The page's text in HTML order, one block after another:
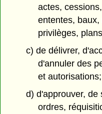
actes,
ententes,
privilèges,
c) de délivrer,
d'annuler des
et autorisations;
d) d'approuver, de
ordres,